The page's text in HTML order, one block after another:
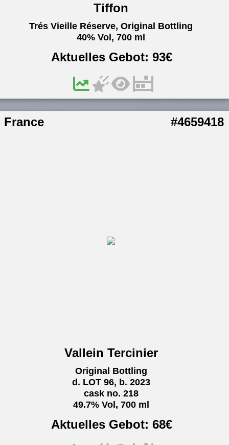
Tiffon
Trés Vieille Réserve, Original Bottling
40% Vol, 700 ml
Aktuelles Gebot:93€
France #4659418
Vallein Tercinier
Original Bottling
d. LOT 96, b. 2023
cask no. 218
49.7% Vol, 700 ml
Aktuelles Gebot:68€